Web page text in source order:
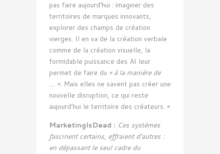
pas faire aujourd’hui : imaginer des
territoires de marques innovants,
explorer des champs de création
vierges. Il en va de la création verbale
comme de la création visuelle, la
formidable puissance des AI leur
permet de faire du « à la manière de
… ». Mais elles ne savent pas créer une
nouvelle disruption, ce qui reste
aujourd’hui le territoire des créateurs. »
MarketingIsDead : Ces systèmes
fascinent certains, effraient d’autres :
en dépassant le seul cadre du